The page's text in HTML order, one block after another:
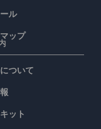
ル
ップ
ついて
ット